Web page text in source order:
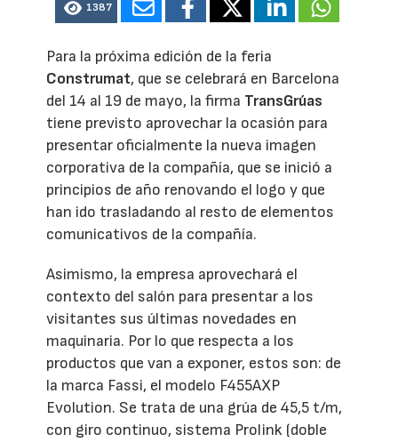
1387
Para la próxima edición de la feria
Construmat, que se celebrará en Barcelona
del 14 al 19 de mayo, la firma TransGrúas
tiene previsto aprovechar la ocasión para
presentar oficialmente la nueva imagen
corporativa de la compañía, que se inició a
principios de año renovando el logo y que
han ido trasladando al resto de elementos
comunicativos de la compañía.
Asimismo, la empresa aprovechará el
contexto del salón para presentar a los
visitantes sus últimas novedades en
maquinaria. Por lo que respecta a los
productos que van a exponer, estos son: de
la marca Fassi, el modelo F455AXP
Evolution. Se trata de una grúa de 45,5 t/m,
con giro continuo, sistema Prolink (doble